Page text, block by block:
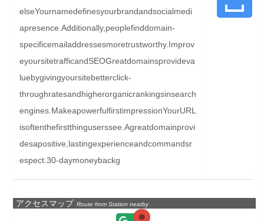
elseYournamedefinesyourbrandandsocialmedi
apresence.Additionally,peoplefinddomain-
specificemailaddressesmoretrustworthy.Improv
eyoursitetrafficandSEOGreatdomainsprovideva
luebygivingyoursitebetterclick-
throughratesandhigherorganicrankingsinsearch
engines.MakeapowerfulfirstimpressionYourURL
isoftenthefirstthinguserssee.Agreatdomainprovi
desapositive,lastingexperienceandcommandsr
espect.30-daymoneybackg
アクセスマップ Route from Station nearby